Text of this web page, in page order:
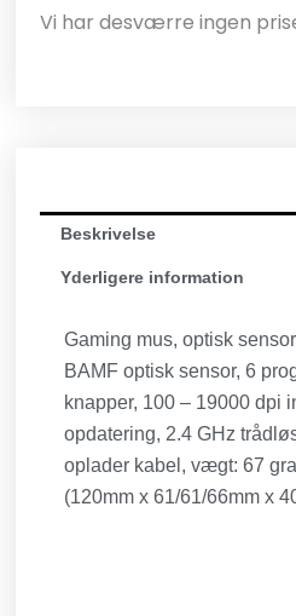
Vi har desværre ingen
Beskrivelse
Yderligere information
Gaming mus, optisk
BAMF optisk sensor, 6
knapper, 100 – 19000 dpi
opdatering, 2.4 GHz
oplader kabel, vægt: 67
(120mm x 61/61/66mm x